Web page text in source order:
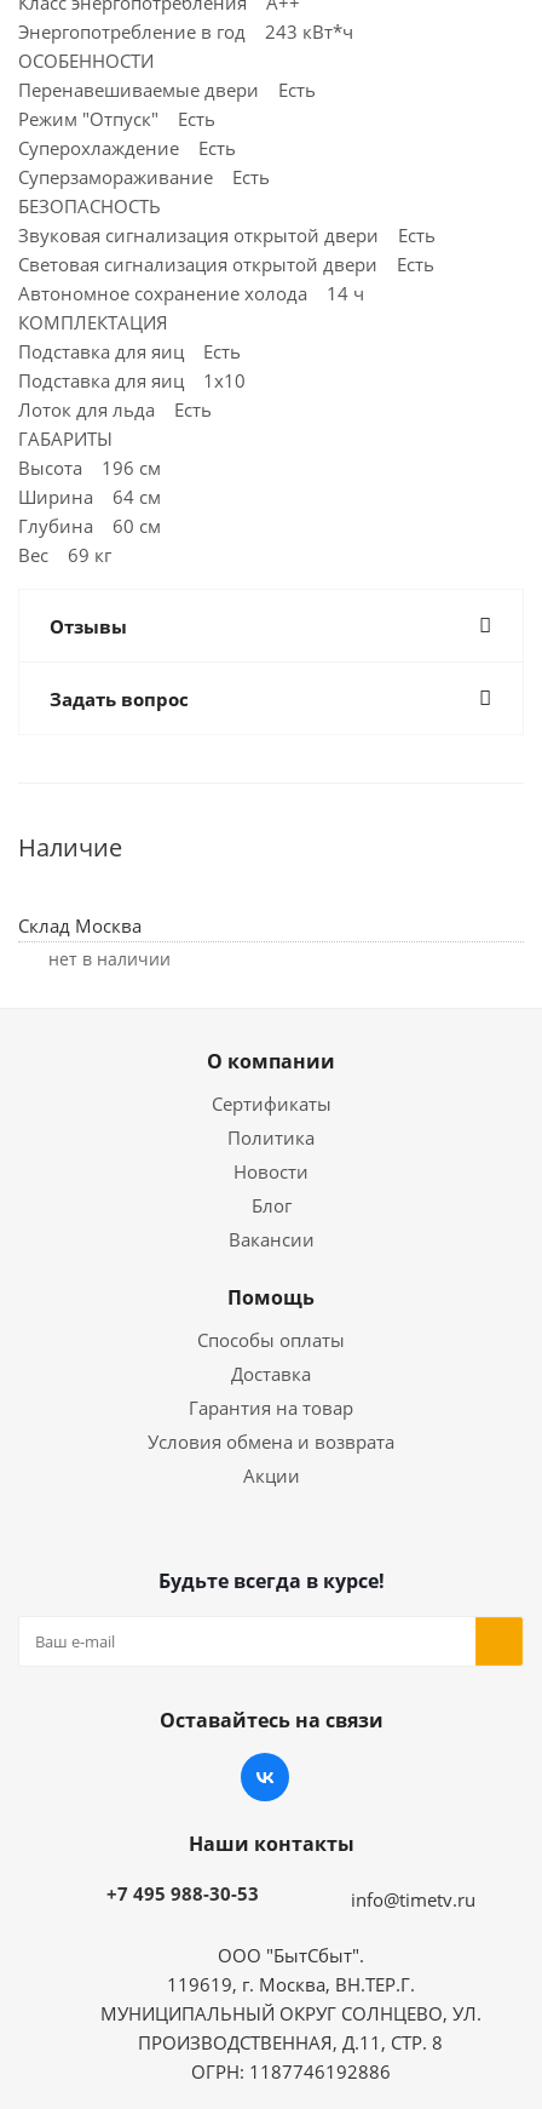
Энергопотребление в год 243 кВт*ч
ОСОБЕННОСТИ
Перенавешиваемые двери Есть
Режим "Отпуск" Есть
Суперохлаждение Есть
Суперзамораживание Есть
БЕЗОПАСНОСТЬ
Звуковая сигнализация открытой двери Есть
Световая сигнализация открытой двери Есть
Автономное сохранение холода 14 ч
КОМПЛЕКТАЦИЯ
Подставка для яиц Есть
Подставка для яиц 1x10
Лоток для льда Есть
ГАБАРИТЫ
Высота 196 см
Ширина 64 см
Глубина 60 см
Вес 69 кг
Отзывы
Задать вопрос
Наличие
Склад Москва
Нет в наличии
О компании
Сертификаты
Политика
Новости
Блог
Вакансии
Помощь
Способы оплаты
Доставка
Гарантия на товар
Условия обмена и возврата
Акции
Будьте всегда в курсе!
Оставайтесь на связи
Наши контакты
+7 495 988-30-53 info@timetv.ru
ООО "БытСбыт".
119619, г. Москва, ВН.ТЕР.Г.
МУНИЦИПАЛЬНЫЙ ОКРУГ СОЛНЦЕВО, УЛ.
ПРОИЗВОДСТВЕННАЯ, Д.11, СТР. 8
ОГРН: 1187746192886